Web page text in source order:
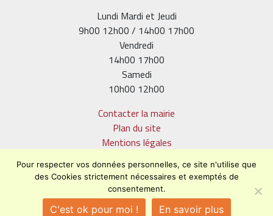
Lundi Mardi et Jeudi
9h00 12h00 / 14h00 17h00
Vendredi
14h00 17h00
Samedi
10h00 12h00
Contacter la mairie
Plan du site
Mentions légales
Confidentialité
Accessibilité (en cours)
Encore un site Commu'net !
Pour respecter vos données personnelles, ce site n'utilise que
des Cookies strictement nécessaires et exemptés de
consentement.
C'est ok pour moi ! En savoir plus